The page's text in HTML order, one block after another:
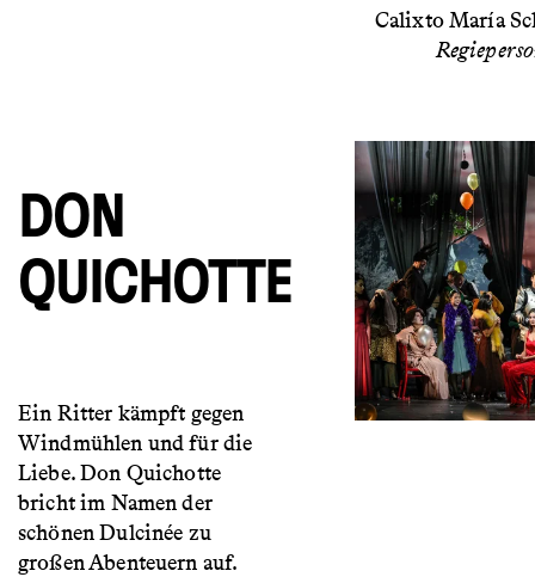
Calixto María
DON
QUICHOTTE
Ein Ritter kämpft gegen
Windmühlen und für die
Liebe. Don Quichotte
bricht im Namen der
schönen Dulcinée zu
großen Abenteuern auf.